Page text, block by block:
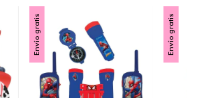
Envío gratis Envío gratis